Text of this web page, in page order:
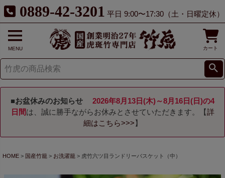
0889-42-3201 平日 9:00〜17:30（土・日曜定休）
MENU カート
■お盆休みのお知らせ
2026年8月13日(木)～8月16日(日)の4
日間は、誠に勝手ながらお休みとさせていただきます。【詳
細はこちら>>> 】
HOME 国産竹籠 お洗濯籠 虎竹六ツ目ランドリーバスケット（中）